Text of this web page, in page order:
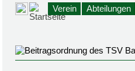
Verein Abteilungen